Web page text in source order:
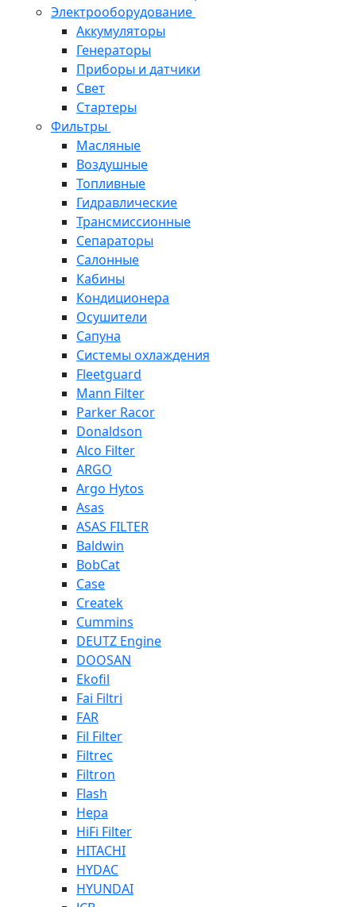
Электрооборудование
Аккумуляторы
Генераторы
Приборы и датчики
Свет
Стартеры
Фильтры
Масляные
Воздушные
Топливные
Гидравлические
Трансмиссионные
Сепараторы
Салонные
Кабины
Кондиционера
Осушители
Сапуна
Системы охлаждения
Fleetguard
Mann Filter
Parker Racor
Donaldson
Alco Filter
ARGO
Argo Hytos
Asas
ASAS FILTER
Baldwin
BobCat
Case
Createk
Cummins
DEUTZ Engine
DOOSAN
Ekofil
Fai Filtri
FAR
Fil Filter
Filtrec
Filtron
Flash
Hepa
HiFi Filter
HITACHI
HYDAC
HYUNDAI